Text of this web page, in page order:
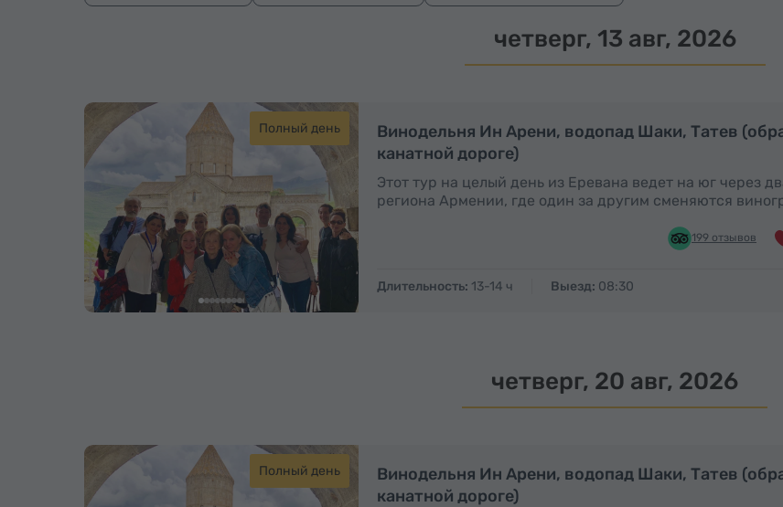
четверг, 13 авг, 2026
Полный день Полный день
Винодельня Ин Арени, водопад Шаки, Татев
канатной дороге)
Этот тур на целый день из Еревана ведет на юг через
региона Армении, где один за другим сменяются
199 отзывов
Длительность: 13-14 ч Выезд: 08:30
четверг, 20 авг, 2026
Полный день Полный день
Винодельня Ин Арени, водопад Шаки, Татев
канатной дороге)